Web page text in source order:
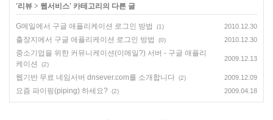
'리뷰 > 웹서비스' 카테고리의 다른 글
G메일에서 구글 애플리케이션 로그인 방법 (1) 2010.12.30
출장지에서 구글 애플리케이션 로그인 방법 (0) 2010.12.30
중소기업을 위한 커뮤니케이션(이메일?) 서버 - 구글 애플리
케이션
(2)
2009.12.13
웹기반 무료 네임서버 dnsever.com를 소개합니다 (2) 2009.12.09
요즘 파이핑(piping) 하세요? (2) 2009.04.18